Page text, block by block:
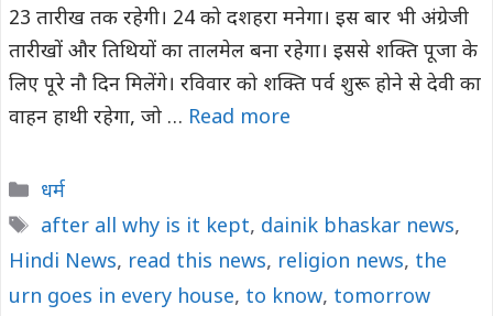
23 तारीख तक रहेगी। 24 को दशहरा मनेगा। इस बार भी अंग्रेजी
तारीखों और तिथियों का तालमेल बना रहेगा। इससे शक्ति पूजा के
लिए पूरे नौ दिन मिलेंगे। रविवार को शक्ति पर्व शुरू होने से देवी का
वाहन हाथी रहेगा, जो … Read more
Categories
धर्म
Tags
after all why is it kept, dainik bhaskar news,
Hindi News, read this news, religion news, the
urn goes in every house, to know, tomorrow